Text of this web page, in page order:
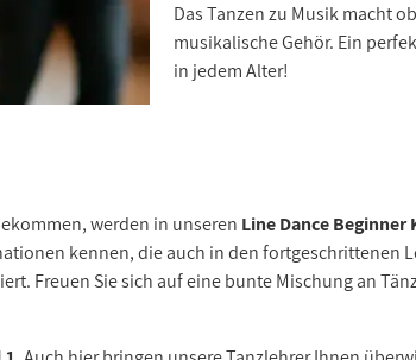
Das Tanzen zu Musik macht
musikalische Gehör. Ein
in jedem Alter!
werden in unseren Line Dance Beginner
kennen, die auch in den fortgeschrittenen
Freuen Sie sich auf eine bunte Mischung an